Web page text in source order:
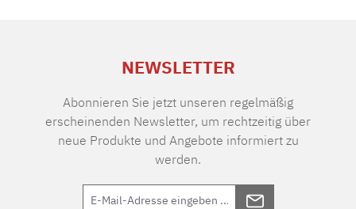
NEWSLETTER
Abonnieren Sie jetzt unseren regelmäßig
erscheinenden Newsletter, um rechtzeitig über
neue Produkte und Angebote informiert zu
werden.